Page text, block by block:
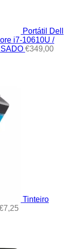
Portátil Dell
i7-10610U /
€349,00
Tinteiro
7,25